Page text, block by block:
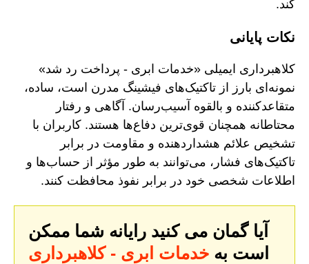
کند.
نکات پایانی
کلاهبرداری ایمیلی «خدمات ابری - پرداخت رد شد»
نمونه‌ای بارز از تاکتیک‌های فیشینگ مدرن است، ساده،
متقاعدکننده و بالقوه آسیب‌رسان. آگاهی و رفتار
محتاطانه همچنان قوی‌ترین دفاع‌ها هستند. کاربران با
تشخیص علائم هشداردهنده و مقاومت در برابر
تاکتیک‌های فشار، می‌توانند به طور مؤثر از حساب‌ها و
اطلاعات شخصی خود در برابر نفوذ محافظت کنند.
آیا گمان می کنید رایانه شما ممکن
است به خدمات ابری - کلاهبرداری